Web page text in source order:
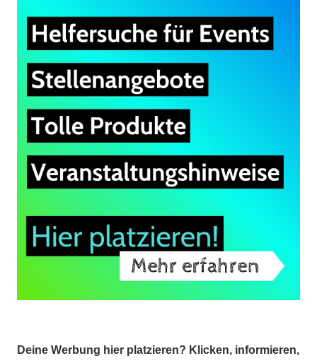
Deine Werbung hier platzieren? Klicken, informieren,